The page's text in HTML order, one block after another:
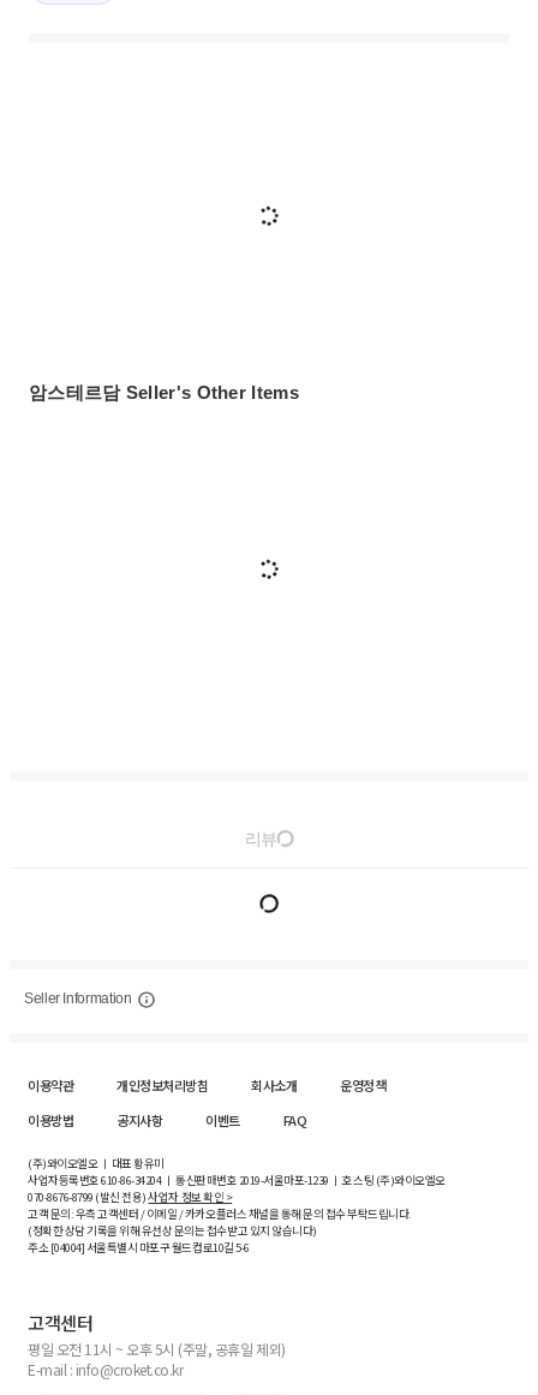
암스테르담 Seller's Other Items
리뷰
Seller Information
이용약관 개인정보처리방침 회사소개
운영정책
이용방법
공지사항 이벤트 FAQ
(주)와이오엘오 ㅣ 대표 황유미
사업자등록번호610-86-34204ㅣ 통신판매번호 2019-서울마포-1239 ㅣ 호스팅 (주)와이오엘오
070-8676-8799 (발신 전용)사업자 정보 확인 >
고객 문의: 우측 고객센터 / 이메일 / 카카오플러스 채널을 통해 문의 접수 부탁드립니다.
(정확한 상담 기록을 위해 유선상 문의는 접수받고 있지 않습니다)
주소 [04004] 서울특별시 마포구 월드컵로10길5-6
고객센터
평일 오전 11시 ~ 오후 5시 (주말, 공휴일 제외)
E-mail : info@croket.co.kr